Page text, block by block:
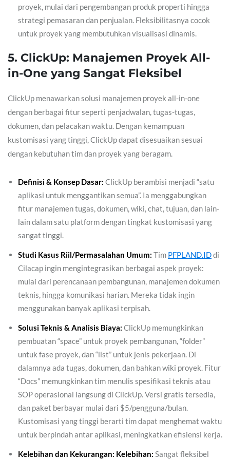
proyek, mulai dari pengembangan produk properti hingga
strategi pemasaran dan penjualan. Fleksibilitasnya cocok
untuk proyek yang membutuhkan visualisasi dinamis.
5. ClickUp: Manajemen Proyek All-
in-One yang Sangat Fleksibel
ClickUp menawarkan solusi manajemen proyek all-in-one
dengan berbagai fitur seperti penjadwalan, tugas-tugas,
dokumen, dan pelacakan waktu. Dengan kemampuan
kustomisasi yang tinggi, ClickUp dapat disesuaikan sesuai
dengan kebutuhan tim dan proyek yang beragam.
Definisi & Konsep Dasar: ClickUp berambisi menjadi “satu
aplikasi untuk menggantikan semua”. Ia menggabungkan
fitur manajemen tugas, dokumen, wiki, chat, tujuan, dan lain-
lain dalam satu platform dengan tingkat kustomisasi yang
sangat tinggi.
Studi Kasus Riil/Permasalahan Umum: Tim PFPLAND.IDdi
Cilacap ingin mengintegrasikan berbagai aspek proyek:
mulai dari perencanaan pembangunan, manajemen dokumen
teknis, hingga komunikasi harian. Mereka tidak ingin
menggunakan banyak aplikasi terpisah.
Solusi Teknis & Analisis Biaya: ClickUp memungkinkan
pembuatan “space” untuk proyek pembangunan, “folder”
untuk fase proyek, dan “list” untuk jenis pekerjaan. Di
dalamnya ada tugas, dokumen, dan bahkan wiki proyek. Fitur
“Docs” memungkinkan tim menulis spesifikasi teknis atau
SOP operasional langsung di ClickUp. Versi gratis tersedia,
dan paket berbayar mulai dari $5/pengguna/bulan.
Kustomisasi yang tinggi berarti tim dapat menghemat waktu
untuk berpindah antar aplikasi, meningkatkan efisiensi kerja.
Kelebihan dan Kekurangan: Kelebihan: Sangat fleksibel